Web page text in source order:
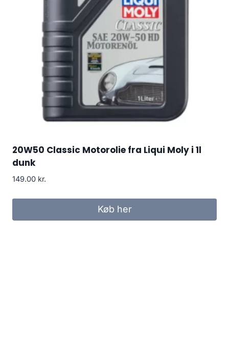
20W50 Classic Motorolie fra Liqui Moly i 1l
dunk
149.00 kr.
Køb her